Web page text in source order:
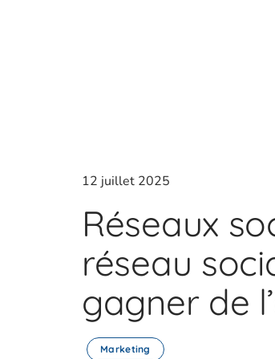
12 juillet 2025
Réseaux
réseau
gagner de
Marketing